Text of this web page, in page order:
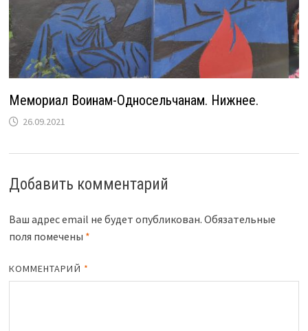
Мемориал Воинам-Односельчанам. Нижнее.
26.09.2021
Добавить комментарий
Ваш адрес email не будет опубликован. Обязательные
поля помечены *
КОММЕНТАРИЙ *